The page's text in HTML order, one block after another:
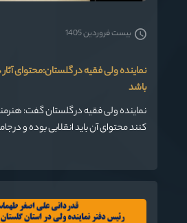
نماینده ولی فقیه در گلستان:محتوای
باشد
نماینده ولی فقیه در گلستان گفت:
کنند محتوای آن باید انقلابی بوده و در
بیست فروردین 1405